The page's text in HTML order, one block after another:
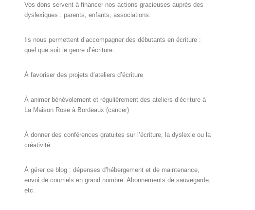
Vos dons servent à financer nos actions gracieuses auprès des
dyslexiques : parents, enfants, associations.
Ils nous permettent d’accompagner des débutants en écriture :
quel que soit le genre d’écriture.
À favoriser des projets d’ateliers d’écriture
À animer bénévolement et régulièrement des ateliers d’écriture à
La Maison Rose à Bordeaux (cancer)
À donner des conférences gratuites sur l’écriture, la dyslexie ou la
créativité
À gérer ce blog : dépenses d’hébergement et de maintenance,
envoi de courriels en grand nombre. Abonnements de sauvegarde,
etc.